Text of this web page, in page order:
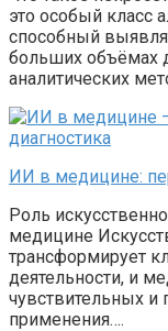
это особый класс
способный
больших объёмах
аналитических
ИИ в медицине:
Роль
медицине
трансформирует
деятельности, и
чувствительных и
применения….